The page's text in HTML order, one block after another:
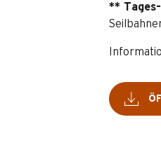
**